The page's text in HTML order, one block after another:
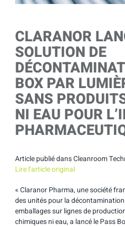
CLARANOR
SOLUTION DE
BOX PAR
SANS
NI EAU POUR
Article publié dans Cleanroom
Lire l’article original
« Claranor Pharma, une société
des unités pour la
emballages sur lignes de
chimiques ni eau, a lancé le Pass